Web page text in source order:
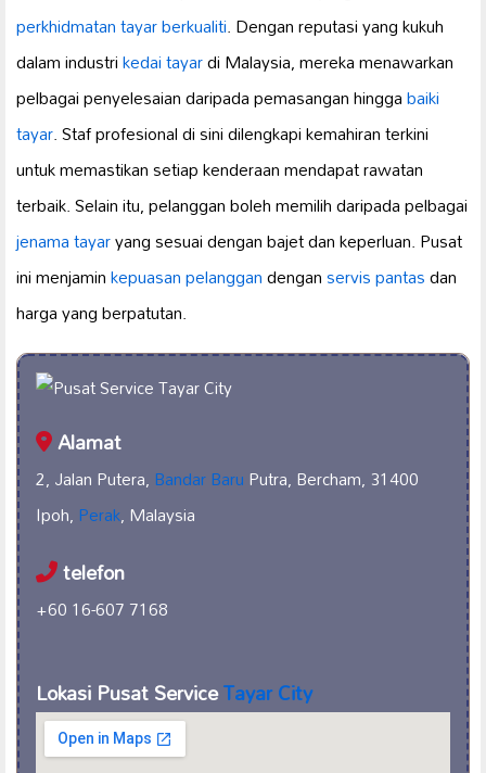
perkhidmatan tayar berkualiti. Dengan reputasi yang kukuh
dalam industrikedai tayardi Malaysia, mereka menawarkan
pelbagai penyelesaian daripada pemasangan hinggabaiki
tayar. Staf profesional di sini dilengkapi kemahiran terkini
untuk memastikan setiap kenderaan mendapat rawatan
terbaik. Selain itu, pelanggan boleh memilih daripada pelbagai
jenama tayaryang sesuai dengan bajet dan keperluan. Pusat
ini menjaminkepuasan pelanggandenganservis pantasdan
harga yang berpatutan.
Alamat
2, Jalan Putera,Bandar BaruPutra, Bercham, 31400
Ipoh,Perak, Malaysia
telefon
+60 16-607 7168
Lokasi Pusat ServiceTayar City